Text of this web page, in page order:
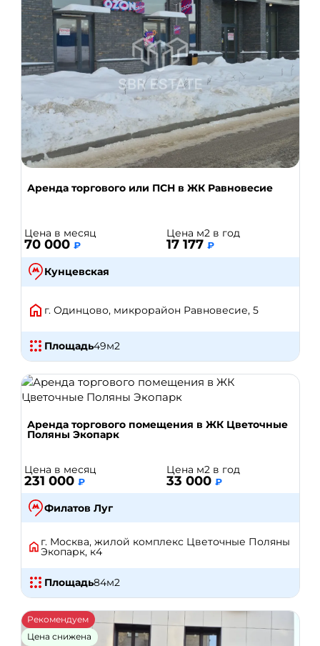
Аренда торгового или ПСН в ЖК Равновесие
Цена в месяц
70 000 ₽
Цена м2 в год
17 177 ₽
Кунцевская
г. Одинцово, микрорайон Равновесие, 5
Площадь49м2
Аренда торгового помещения в ЖК Цветочные
Поляны Экопарк
Цена в месяц
231 000 ₽
Цена м2 в год
33 000 ₽
Филатов Луг
г. Москва, жилой комплекс Цветочные Поляны
Экопарк, к4
Площадь84м2
Рекомендуем
Цена снижена